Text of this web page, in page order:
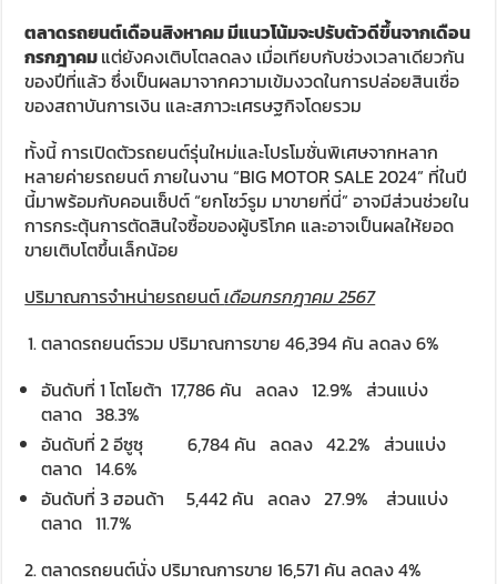
ตลาดรถยนต์เดือนสิงหาคม มีแนวโน้มจะปรับตัวดีขึ้นจากเดือน
กรกฎาคมแต่ยังคงเติบโตลดลง เมื่อเทียบกับช่วงเวลาเดียวกัน
ของปีที่แล้ว ซึ่งเป็นผลมาจากความเข้มงวดในการปล่อยสินเชื่อ
ของสถาบันการเงิน และสภาวะเศรษฐกิจโดยรวม
ทั้งนี้ การเปิดตัวรถยนต์รุ่นใหม่และโปรโมชั่นพิเศษจากหลาก
หลายค่ายรถยนต์ ภายในงาน “BIG MOTOR SALE 2024” ที่ในปี
นี้มาพร้อมกับคอนเซ็ปต์ “ยกโชว์รูม มาขายที่นี่” อาจมีส่วนช่วยใน
การกระตุ้นการตัดสินใจซื้อของผู้บริโภค และอาจเป็นผลให้ยอด
ขายเติบโตขึ้นเล็กน้อย
ปริมาณการจำหน่ายรถยนต์เดือนกรกฎาคม2567
ตลาดรถยนต์รวม ปริมาณการขาย 46,394 คัน ลดลง 6%
อันดับที่ 1 โตโยต้า 17,786 คัน ลดลง 12.9% ส่วนแบ่ง
ตลาด 38.3%
อันดับที่ 2 อีซูซุ 6,784 คัน ลดลง 42.2% ส่วนแบ่ง
ตลาด 14.6%
อันดับที่ 3 ฮอนด้า 5,442 คัน ลดลง 27.9% ส่วนแบ่ง
ตลาด 11.7%
ตลาดรถยนต์นั่ง ปริมาณการขาย 16,571 คัน ลดลง 4%